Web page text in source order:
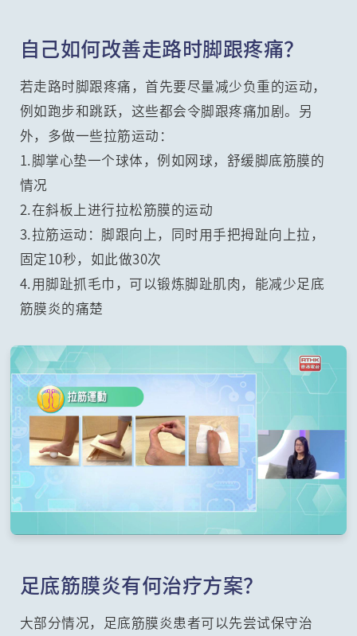
自己如何改善走路时脚跟疼痛？
若走路时脚跟疼痛，首先要尽量减少负重的运动，
例如跑步和跳跃，这些都会令脚跟疼痛加剧。另
外，多做一些拉筋运动：
1.脚掌心垫一个球体，例如网球，舒缓脚底筋膜的
情况
2.在斜板上进行拉松筋膜的运动
3.拉筋运动：脚跟向上，同时用手把拇趾向上拉，
固定10秒，如此做30次
4.用脚趾抓毛巾，可以锻炼脚趾肌肉，能减少足底
筋膜炎的痛楚
足底筋膜炎有何治疗方案？
大部分情况，足底筋膜炎患者可以先尝试保守治